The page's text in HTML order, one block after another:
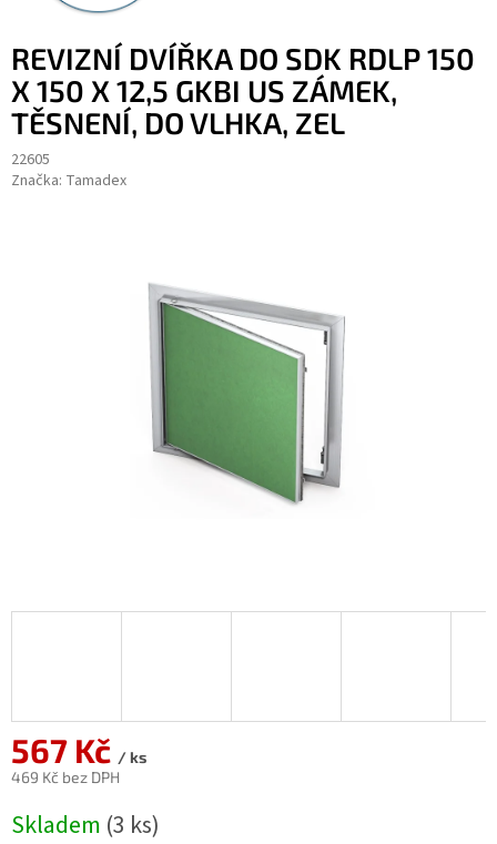
REVIZNÍ DVÍŘKA DO SDK RDLP 150
X 150 X 12,5 GKBI US ZÁMEK,
TĚSNENÍ, DO VLHKA, ZEL
22605
Značka: Tamadex
567 Kč / ks
469 Kč bez DPH
cena:
Skladem (3 ks)